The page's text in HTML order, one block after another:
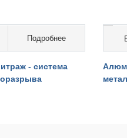
за кв.м.Подробнее
- система